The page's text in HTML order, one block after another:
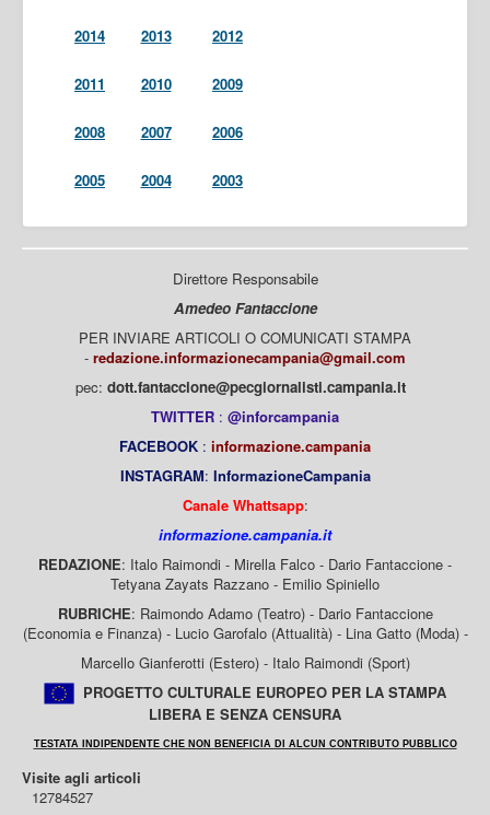
2014 2013 2012
2011 2010 2009
2008 2007 2006
2005 2004 2003
Direttore Responsabile
Amedeo Fantaccione
PER INVIARE ARTICOLI O COMUNICATI STAMPA
- redazione.informazionecampania@gmail.com
pec: dott.fantaccione@pecgiornalisti.campania.it
TWITTER : @inforcampania
FACEBOOK : informazione.campania
INSTAGRAM: InformazioneCampania
Canale Whattsapp:
informazione.campania.it
REDAZIONE: Italo Raimondi - Mirella Falco - Dario Fantaccione -
Tetyana Zayats Razzano - Emilio Spiniello
RUBRICHE: Raimondo Adamo (Teatro) - Dario Fantaccione
(Economia e Finanza) - Lucio Garofalo (Attualità) - Lina Gatto (Moda) -
Marcello Gianferotti (Estero) - Italo Raimondi (Sport)
PROGETTO CULTURALE EUROPEO PER LA STAMPA
LIBERA E SENZA CENSURA
TESTATA INDIPENDENTE CHE NON BENEFICIA DI ALCUN CONTRIBUTO PUBBLICO
Visite agli articoli
12784527